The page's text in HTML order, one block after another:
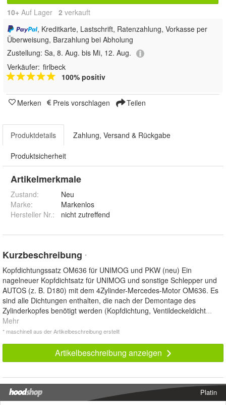
10+ Auf Lager 2 verkauft
, Kreditkarte, Lastschrift, Ratenzahlung, Vorkasse per
Überweisung, Barzahlung bei Abholung
Zustellung: Sa, 8. Aug. bis Mi, 12. Aug.
Verkäufer: firlbeck
100% positiv
Merken Preis vorschlagen Teilen
Produktdetails Zahlung, Versand & Rückgabe
Produktsicherheit
Artikelmerkmale
Zustand:
Neu
Marke:
Markenlos
Hersteller Nr.:
nicht zutreffend
Kurzbeschreibung *
Kopfdichtungssatz OM636 für UNIMOG und PKW (neu) Ein
nagelneuer Kopfdichtsatz für UNIMOG und sonstige Schlepper und
AUTOS (z. B. D180) mit dem 4Zylinder-Mercedes-Motor OM636. Es
sind alle Dichtungen enthalten, die nach der Demontage des
Zylinderkopfes benötigt werden (Kopfdichtung, Ventildeckeldicht...
Mehr
* maschinell aus der Artikelbeschreibung erstellt
Artikelbeschreibung anzeigen
Platin